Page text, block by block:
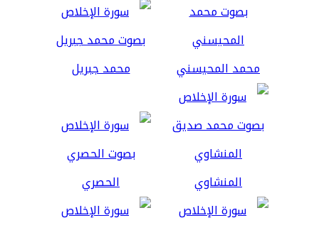
محمد المحيسني محمد جبريل
المنشاوي الحصري